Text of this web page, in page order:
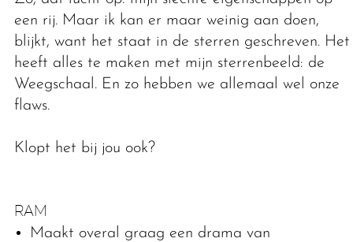
een rij. Maar ik kan er maar weinig aan doen,
blijkt, want het staat in de sterren geschreven. Het
heeft alles te maken met mijn sterrenbeeld: de
Weegschaal. En zo hebben we allemaal wel onze
flaws.
Klopt het bij jou ook?
RAM
Maakt overal graag een drama van